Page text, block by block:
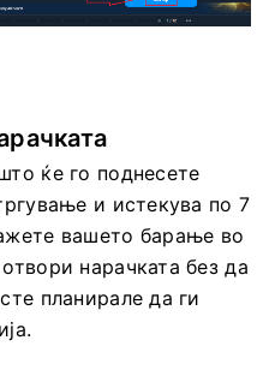
ќе го поднесете
и истекува по 7
вашето барање во
нарачката без да
планирале да ги